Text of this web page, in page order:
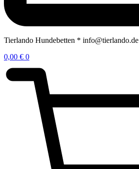
Tierlando Hundebetten * info@tierlando.de
0,00 € 0